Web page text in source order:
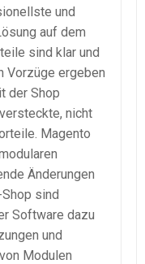
und
auf dem
sind klar und
Vorzüge ergeben
der Shop
nicht
Magento
Änderungen
sind
Software dazu
und
Modulen